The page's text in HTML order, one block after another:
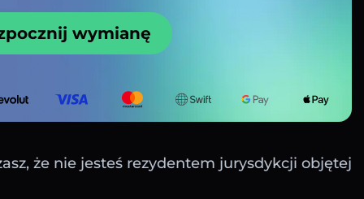
wymianę
że nie jesteś rezydentem jurysdykcji objętej